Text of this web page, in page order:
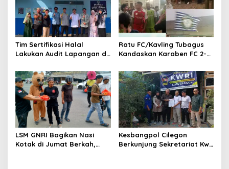
Tim Sertifikasi Halal
Lakukan Audit Lapangan di
Ratu FC/Kavling Tubagus
Kandaskan Karaben FC 2-0:
Kebersamaan Warga
Sindang Heula
LSM GNRI Bagikan Nasi
Kotak di Jumat Berkah,
Kesbangpol Cilegon
Berkunjung Sekretariat Kwri